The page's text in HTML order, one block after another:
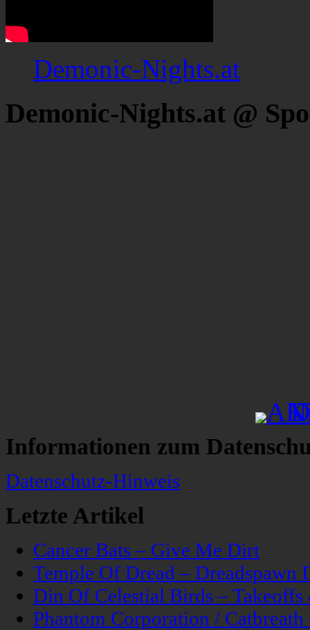
Demonic-Nights.at
Demonic-Nights.at @
Informationen zum
Datenschutz-Hinweis
Letzte Artikel
Cancer Bats – Give Me Dirt
Temple Of Dread – Dreadspawn
Din Of Celestial Birds –
Phantom Corporation /